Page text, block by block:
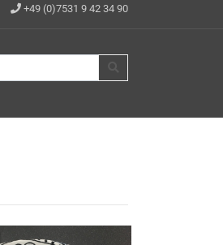
+49 (0)7531 9 42 34 90